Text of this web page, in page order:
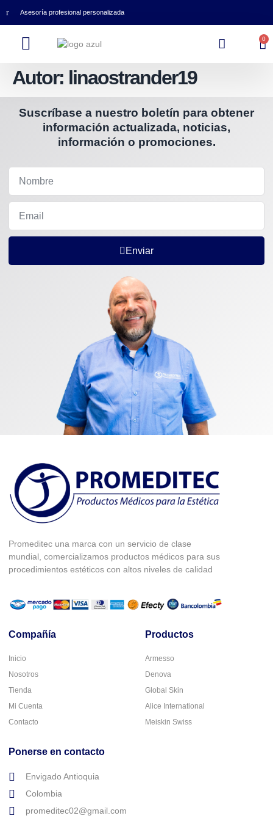
Asesoría profesional personalizada
0
Autor: linaostrander19
Suscríbase a nuestro boletín para obtener
información actualizada, noticias,
información o promociones.
Enviar
Promeditec una marca con un servicio de clase
mundial, comercializamos productos médicos para sus
procedimientos estéticos con altos niveles de calidad
Compañía
Inicio
Nosotros
Tienda
Mi Cuenta
Contacto
Productos
Armesso
Denova
Global Skin
Alice International
Meiskin Swiss
Ponerse en contacto
Envigado Antioquia
Colombia
promeditec02@gmail.com